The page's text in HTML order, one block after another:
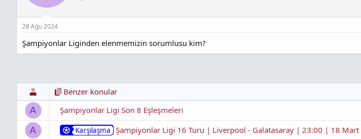
p
a
l
a
28 Ağu 2024
Şampiyonlar Liginden elenmemizin sorumlusu kim?
Benzer konular
A Şampiyonlar Ligi Son 8 Eşleşmeleri
A Karşılaşma Şampiyonlar Ligi 16 Turu | Liverpool - Galatasaray | 23:00 | 18 Mart